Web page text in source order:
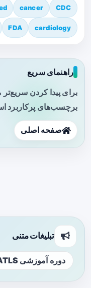
CDC
cancer
cardiology
FDA
راهنمای سریع
برای پیدا کردن
برچسب‌های پرکاربرد
صفحه اصلی
تبلیغات متنی
دوره آموزشی ATLS